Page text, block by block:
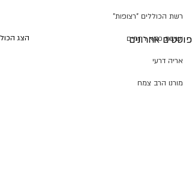
רשת הכוללים "רצופות"
ישיבת כסא רחמים
אריה דרעי
מורנו הרב צמח
פוסטים אחרונים הצג הכול